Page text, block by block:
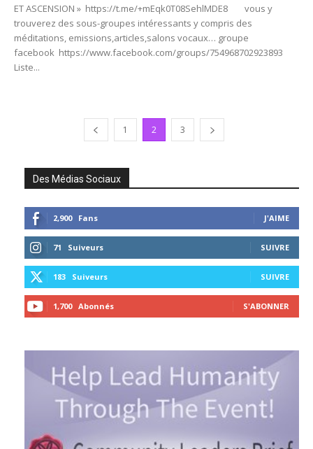
ET ASCENSION » https://t.me/+mEqk0T08SehlMDE8 vous y
trouverez des sous-groupes intéressants y compris des
méditations, emissions,articles,salons vocaux… groupe
facebook https://www.facebook.com/groups/754968702923893
Liste...
1 2 3
Des Médias Sociaux
2,900 Fans J'AIME
71 Suiveurs SUIVRE
183 Suiveurs SUIVRE
1,700 Abonnés S'ABONNER